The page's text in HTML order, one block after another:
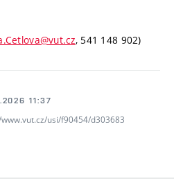
, 541 148 902)
11:37
usi/f90454/d303683